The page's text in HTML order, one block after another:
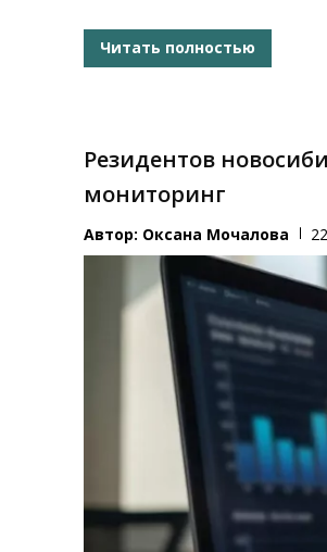
Читать полностью
Резидентов
мониторинг
Автор: Оксана Мочалова